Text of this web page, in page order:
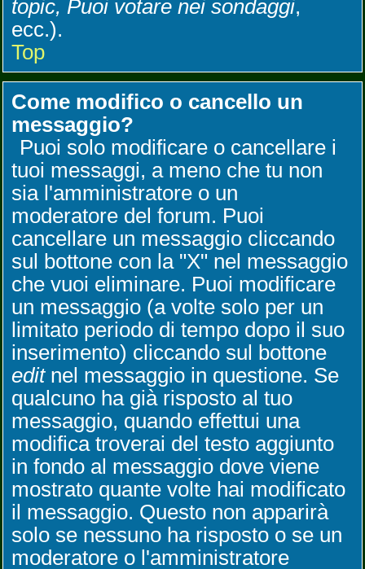
topic, Puoi votare nei sondaggi,
ecc.).
Top
Come modifico o cancello un
messaggio?
Puoi solo modificare o cancellare i
tuoi messaggi, a meno che tu non
sia l'amministratore o un
moderatore del forum. Puoi
cancellare un messaggio cliccando
sul bottone con la "X" nel messaggio
che vuoi eliminare. Puoi modificare
un messaggio (a volte solo per un
limitato periodo di tempo dopo il suo
inserimento) cliccando sul bottone
editnel messaggio in questione. Se
qualcuno ha già risposto al tuo
messaggio, quando effettui una
modifica troverai del testo aggiunto
in fondo al messaggio dove viene
mostrato quante volte hai modificato
il messaggio. Questo non apparirà
solo se nessuno ha risposto o se un
moderatore o l'amministratore